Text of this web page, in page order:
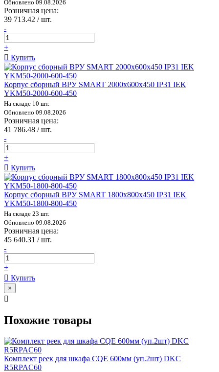
Обновлено 09.08.2026
Розничная цена:
39 713.42 / шт.
-
+
Купить
Корпус сборный ВРУ SMART 2000х600х450 IP31 IEK
YKM50-2000-600-450
На складе 10 шт.
Обновлено 09.08.2026
Розничная цена:
41 786.48 / шт.
-
+
Купить
Корпус сборный ВРУ SMART 1800х800х450 IP31 IEK
YKM50-1800-800-450
На складе 23 шт.
Обновлено 09.08.2026
Розничная цена:
45 640.31 / шт.
-
+
Купить
×
Похожие товары
Комплект реек для шкафа CQE 600мм (уп.2шт) DKC
R5RPAC60